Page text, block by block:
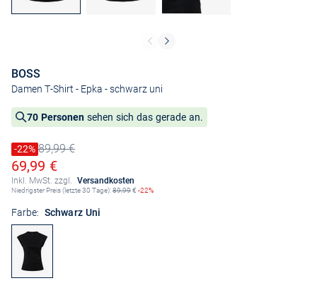
BOSS
Damen T-Shirt - Epka - schwarz uni
70 Personen sehen sich das gerade an.
Preis reduziert um
-22%
Alter Preis89,99 €
Ermäßigter Preis
69,99 €
Inkl. MwSt. zzgl. Versandkosten
Niedrigster Preis (letzte 30 Tage):89,99€ -22%
Farbe: Schwarz Uni